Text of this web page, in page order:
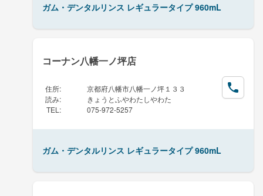
ガム・デンタルリンス レギュラータイプ 960mL
コーナン八幡一ノ坪店
住所:
京都府八幡市八幡一ノ坪１３３
読み:
きょうとふやわたしやわた
TEL : 075-972-5257
ガム・デンタルリンス レギュラータイプ 960mL